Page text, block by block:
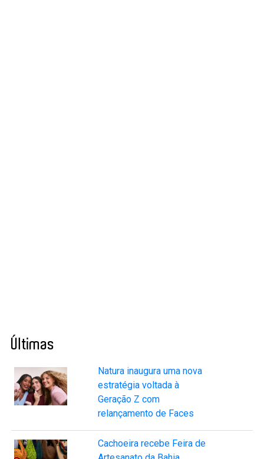
Últimas
Natura inaugura uma nova
estratégia voltada à
Geração Z com
relançamento de Faces
Cachoeira recebe Feira de